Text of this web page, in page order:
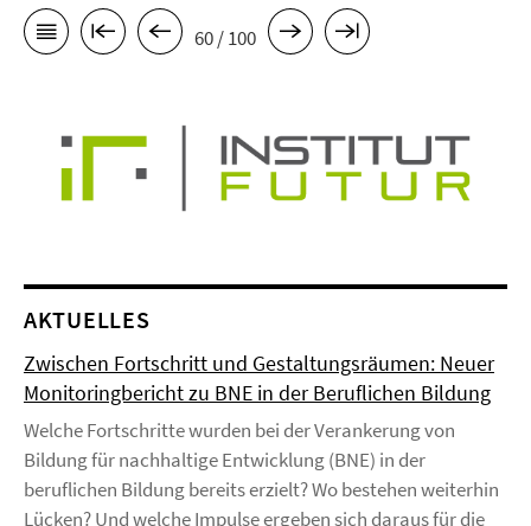
60 / 100
AKTUELLES
Zwischen Fortschritt und Gestaltungsräumen: Neuer
Monitoringbericht zu BNE in der Beruflichen Bildung
Welche Fortschritte wurden bei der Verankerung von
Bildung für nachhaltige Entwicklung (BNE) in der
beruflichen Bildung bereits erzielt? Wo bestehen weiterhin
Lücken? Und welche Impulse ergeben sich daraus für die